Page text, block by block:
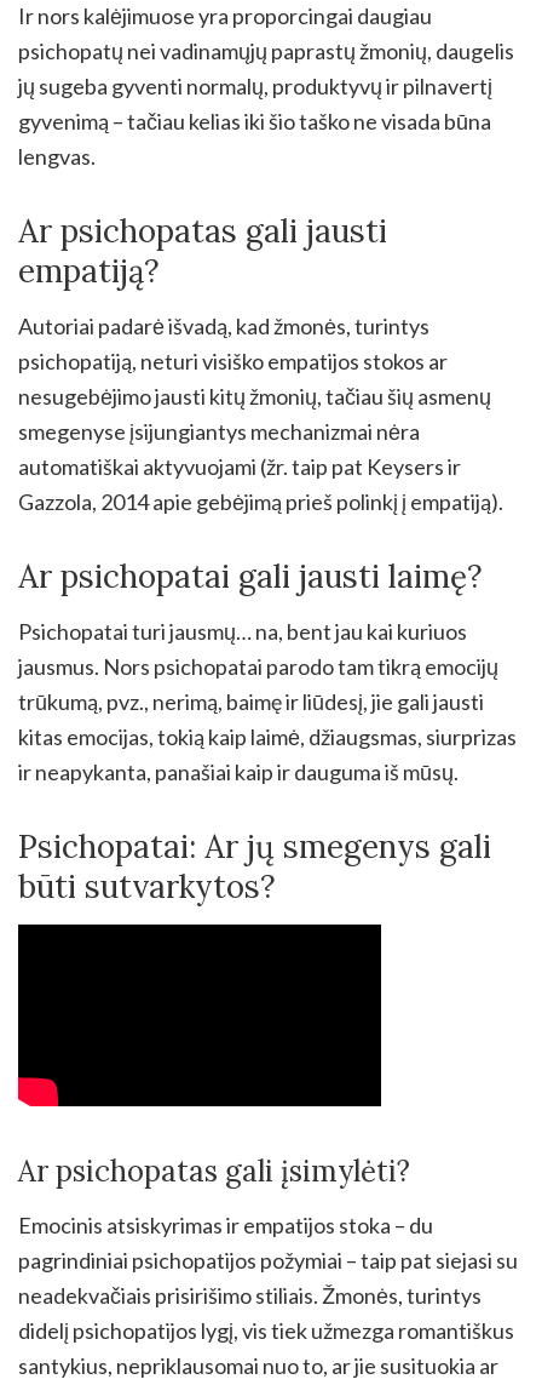
Ir nors kalėjimuose yra proporcingai daugiau
psichopatų nei vadinamųjų paprastų žmonių, daugelis
jų sugeba gyventi normalų, produktyvų ir pilnavertį
gyvenimą – tačiau kelias iki šio taško ne visada būna
lengvas.
Ar psichopatas gali jausti
empatiją?
Autoriai padarė išvadą, kad žmonės, turintys
psichopatiją, neturi visiško empatijos stokos ar
nesugebėjimo jausti kitų žmonių, tačiau šių asmenų
smegenyse įsijungiantys mechanizmai nėra
automatiškai aktyvuojami (žr. taip pat Keysers ir
Gazzola, 2014 apie gebėjimą prieš polinkį į empatiją).
Ar psichopatai gali jausti laimę?
Psichopatai turi jausmų… na, bent jau kai kuriuos
jausmus. Nors psichopatai parodo tam tikrą emocijų
trūkumą, pvz., nerimą, baimę ir liūdesį, jie gali jausti
kitas emocijas, tokią kaip laimė, džiaugsmas, siurprizas
ir neapykanta, panašiai kaip ir dauguma iš mūsų.
Psichopatai: Ar jų smegenys gali
būti sutvarkytos?
Ar psichopatas gali įsimylėti?
Emocinis atsiskyrimas ir empatijos stoka – du
pagrindiniai psichopatijos požymiai – taip pat siejasi su
neadekvačiais prisirišimo stiliais. Žmonės, turintys
didelį psichopatijos lygį, vis tiek užmezga romantiškus
santykius, nepriklausomai nuo to, ar jie susituokia ar